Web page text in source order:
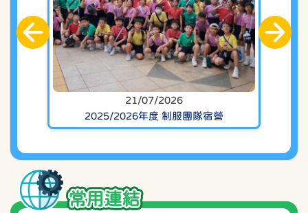
2025/2026年度 家長教師會及校友會 親子一日遊
27/02/2026
2025/2026年度 下學期 一至五年級期中評估及六年
級學期評估
2025/2026年度「為何孩子總是機不離手」家長講
30/01/2026
2025/2026 年度 有關【推動校園健康飲食】事宜
30/01/2026
21/07/2026
2025/2026年度 制服團隊宿營
常用連結